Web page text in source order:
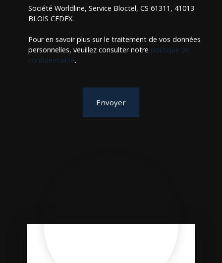
Société Worldline, Service Bloctel, CS 61311, 41013
BLOIS CEDEX.
Pour en savoir plus sur le traitement de vos données
personnelles, veuillez consulter notre politique de
confidentialité.
Envoyer